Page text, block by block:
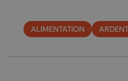
ALIMENTATION